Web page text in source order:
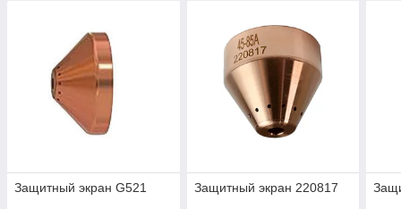
Защитный экран G521 Защитный экран 220817